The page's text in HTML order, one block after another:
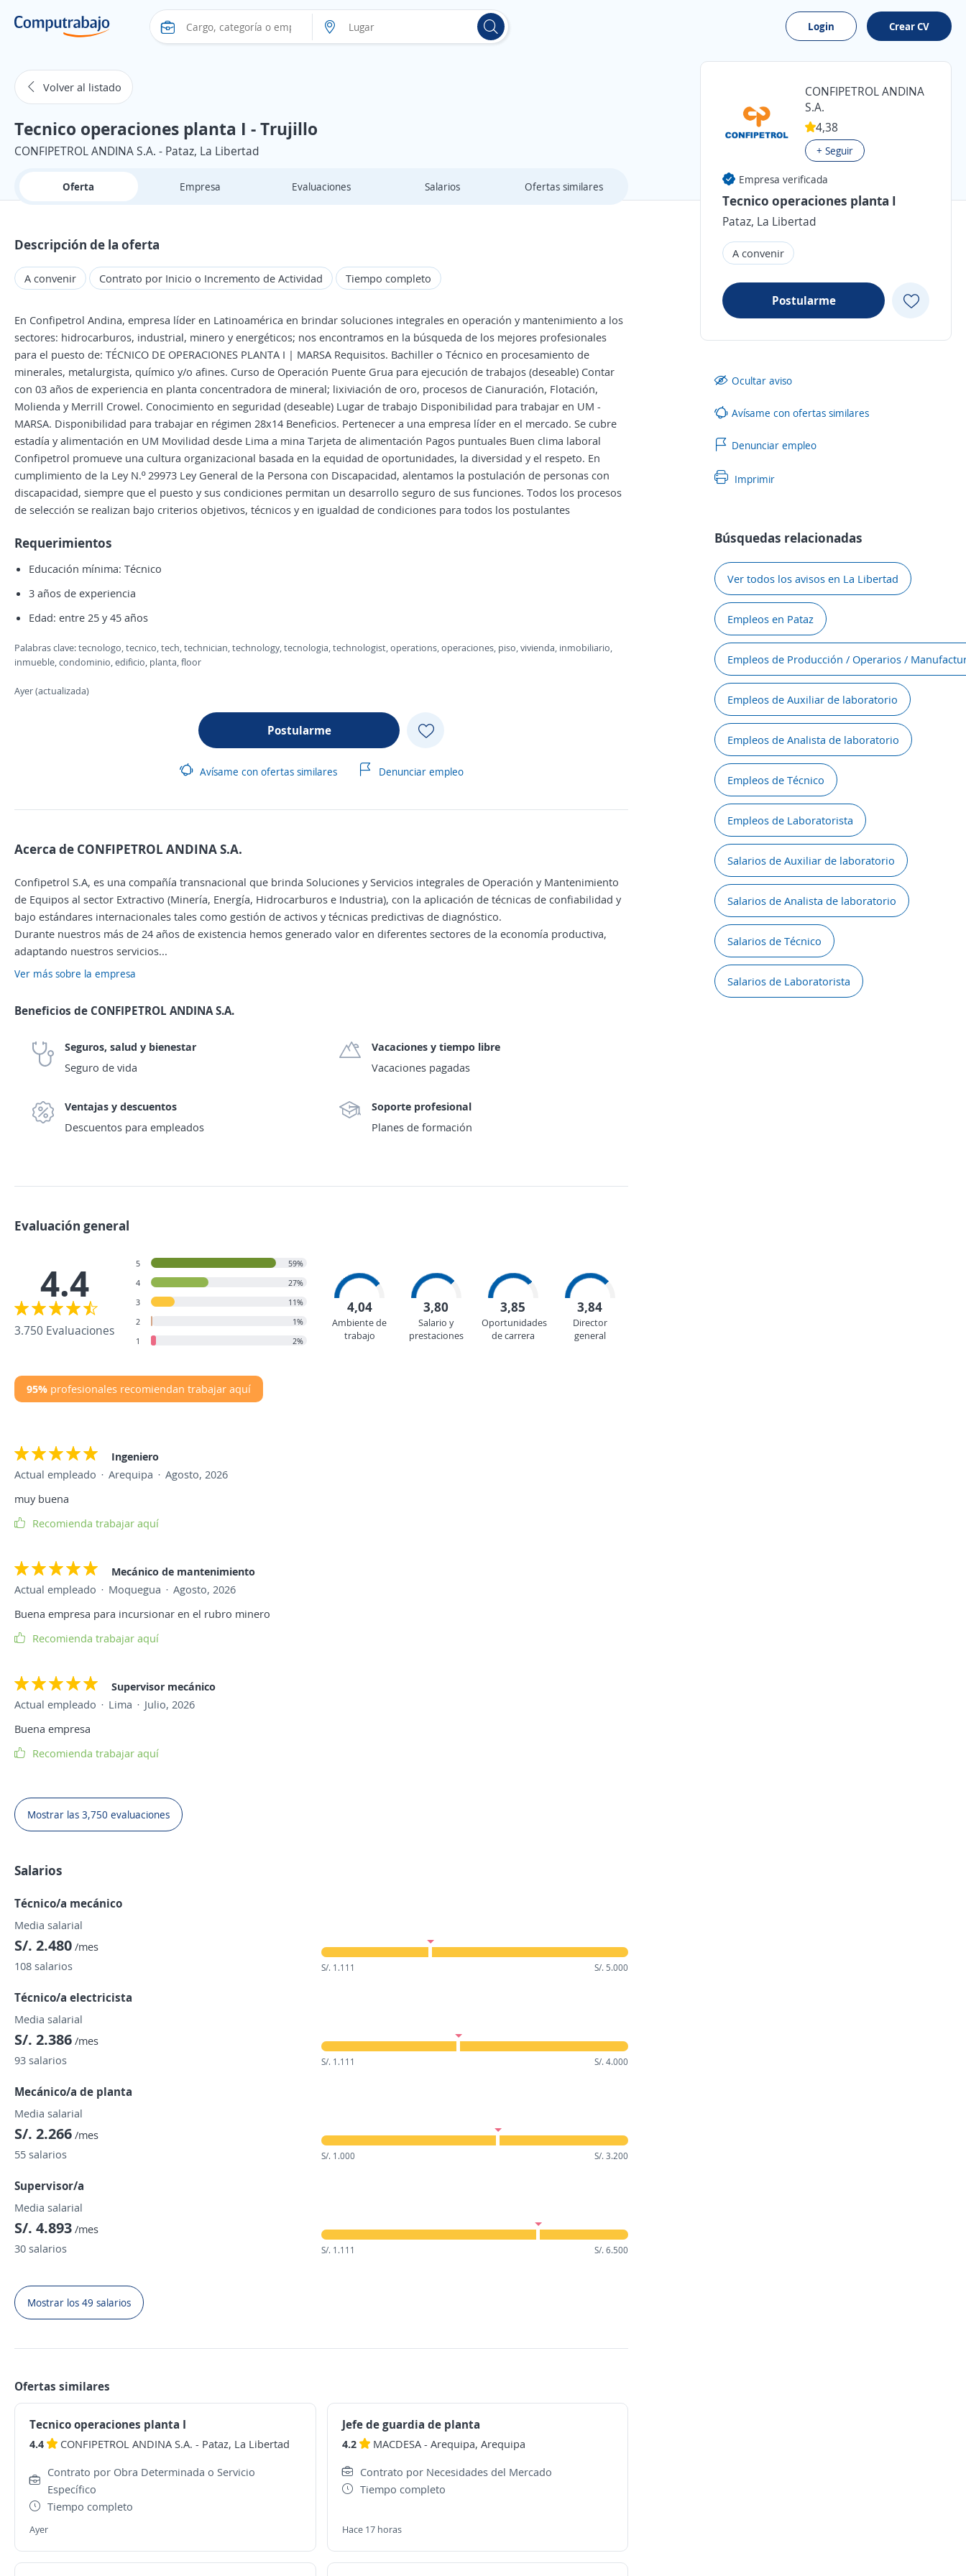
Login Crear CV
Volver al listado
Tecnico operaciones planta I - Trujillo
CONFIPETROL ANDINA S.A. - Pataz, La Libertad
Oferta Empresa Evaluaciones Salarios Ofertas similares
Descripción de la oferta
A convenir Contrato por Inicio o Incremento de Actividad Tiempo completo
En Confipetrol Andina, empresa líder en Latinoamérica en brindar soluciones integrales en operación y mantenimiento a los
sectores: hidrocarburos, industrial, minero y energéticos; nos encontramos en la búsqueda de los mejores profesionales
para el puesto de: TÉCNICO DE OPERACIONES PLANTA I | MARSA Requisitos. Bachiller o Técnico en procesamiento de
minerales, metalurgista, químico y/o afines. Curso de Operación Puente Grua para ejecución de trabajos (deseable) Contar
con 03 años de experiencia en planta concentradora de mineral; lixiviación de oro, procesos de Cianuración, Flotación,
Molienda y Merrill Crowel. Conocimiento en seguridad (deseable) Lugar de trabajo Disponibilidad para trabajar en UM -
MARSA. Disponibilidad para trabajar en régimen 28x14 Beneficios. Pertenecer a una empresa líder en el mercado. Se cubre
estadía y alimentación en UM Movilidad desde Lima a mina Tarjeta de alimentación Pagos puntuales Buen clima laboral
Confipetrol promueve una cultura organizacional basada en la equidad de oportunidades, la diversidad y el respeto. En
cumplimiento de la Ley N.º 29973 Ley General de la Persona con Discapacidad, alentamos la postulación de personas con
discapacidad, siempre que el puesto y sus condiciones permitan un desarrollo seguro de sus funciones. Todos los procesos
de selección se realizan bajo criterios objetivos, técnicos y en igualdad de condiciones para todos los postulantes
Requerimientos
Educación mínima: Técnico
3 años de experiencia
Edad: entre 25 y 45 años
Palabras clave: tecnologo, tecnico, tech, technician, technology, tecnologia, technologist, operations, operaciones, piso, vivienda, inmobiliario,
inmueble, condominio, edificio, planta, floor
Ayer (actualizada)
Postularme
Avísame con ofertas similares Denunciar empleo
Acerca de CONFIPETROL ANDINA S.A.
Confipetrol S.A, es una compañía transnacional que brinda Soluciones y Servicios integrales de Operación y Mantenimiento
de Equipos al sector Extractivo (Minería, Energía, Hidrocarburos e Industria), con la aplicación de técnicas de confiabilidad y
bajo estándares internacionales tales como gestión de activos y técnicas predictivas de diagnóstico.
Durante nuestros más de 24 años de existencia hemos generado valor en diferentes sectores de la economía productiva,
adaptando nuestros servicios...
Ver más sobre la empresa
Beneficios de CONFIPETROL ANDINA S.A.
Seguros, salud y bienestar
Seguro de vida
Vacaciones y tiempo libre
Vacaciones pagadas
Ventajas y descuentos
Descuentos para empleados
Soporte profesional
Planes de formación
Evaluación general
4.4
3.750 Evaluaciones
5
59%
4
27%
3
11%
2
1%
1
2%
4,04
Ambiente de
trabajo
3,80
Salario y
prestaciones
3,85
Oportunidades
de carrera
3,84
Director
general
95% profesionales recomiendan trabajar aquí
Ingeniero
Actual empleado
Arequipa
Agosto, 2026
muy buena
Recomienda trabajar aquí
Mecánico de mantenimiento
Actual empleado
Moquegua
Agosto, 2026
Buena empresa para incursionar en el rubro minero
Recomienda trabajar aquí
Supervisor mecánico
Actual empleado
Lima
Julio, 2026
Buena empresa
Recomienda trabajar aquí
Mostrar las 3,750 evaluaciones
Salarios
Técnico/a mecánico
Media salarial
S/. 2.480 /mes
108 salarios
S/. 1.111 S/. 5.000
Técnico/a electricista
Media salarial
S/. 2.386 /mes
93 salarios
S/. 1.111 S/. 4.000
Mecánico/a de planta
Media salarial
S/. 2.266 /mes
55 salarios
S/. 1.000 S/. 3.200
Supervisor/a
Media salarial
S/. 4.893 /mes
30 salarios
S/. 1.111 S/. 6.500
Mostrar los 49 salarios
Ofertas similares
Tecnico operaciones planta I
4.4 CONFIPETROL ANDINA S.A. - Pataz, La Libertad
Contrato por Obra Determinada o Servicio
Específico
Tiempo completo
Ayer
Jefe de guardia de planta
4.2 MACDESA - Arequipa, Arequipa
Contrato por Necesidades del Mercado
Tiempo completo
Hace 17 horas
CONFIPETROL ANDINA
S.A.
4,38
+ Seguir
Empresa verificada
Tecnico operaciones planta I
Pataz, La Libertad
A convenir
Postularme
Ocultar aviso
Avísame con ofertas similares
Denunciar empleo
Imprimir
Búsquedas relacionadas
Ver todos los avisos en La Libertad
Empleos en Pataz
Empleos de Producción / Operarios /
Empleos de Auxiliar de laboratorio
Empleos de Analista de laboratorio
Empleos de Técnico
Empleos de Laboratorista
Salarios de Auxiliar de laboratorio
Salarios de Analista de laboratorio
Salarios de Técnico
Salarios de Laboratorista